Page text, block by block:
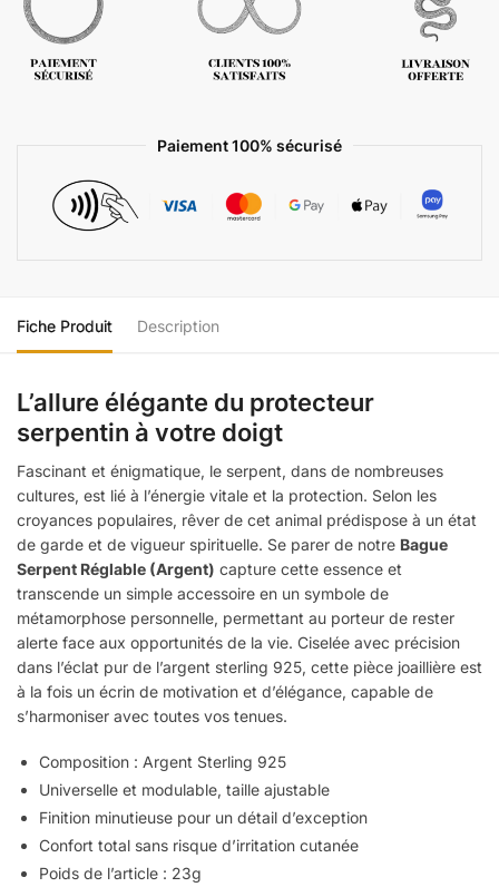
Paiement 100% sécurisé
Fiche Produit Description
L’allure élégante du protecteur
serpentin à votre doigt
Fascinant et énigmatique, le serpent, dans de nombreuses
cultures, est lié à l’énergie vitale et la protection. Selon les
croyances populaires, rêver de cet animal prédispose à un état
de garde et de vigueur spirituelle. Se parer de notre Bague
Serpent Réglable (Argent) capture cette essence et
transcende un simple accessoire en un symbole de
métamorphose personnelle, permettant au porteur de rester
alerte face aux opportunités de la vie. Ciselée avec précision
dans l’éclat pur de l’argent sterling 925, cette pièce joaillière est
à la fois un écrin de motivation et d’élégance, capable de
s’harmoniser avec toutes vos tenues.
Composition : Argent Sterling 925
Universelle et modulable, taille ajustable
Finition minutieuse pour un détail d’exception
Confort total sans risque d’irritation cutanée
Poids de l’article : 23g